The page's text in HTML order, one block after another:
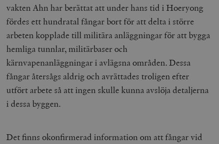
vakten Ahn har berättat att under hans tid i Hoeryong
fördes ett hundratal fångar bort för att delta i större
arbeten kopplade till militära anläggningar för att bygga
hemliga tunnlar, militärbaser och
kärnvapenanläggningar i avlägsna områden. Dessa
fångar återsågs aldrig och avrättades troligen efter
utfört arbete så att ingen skulle kunna avslöja detaljerna
i dessa byggen.
Det finns okonfirmerad information om att fångar vid